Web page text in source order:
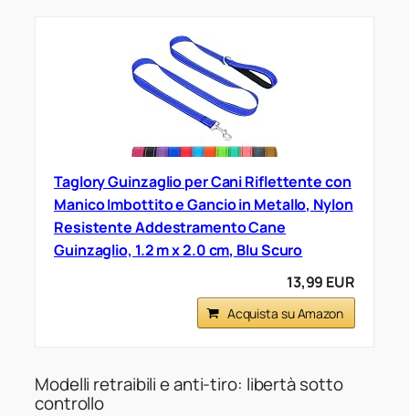
Taglory Guinzaglio per Cani Riflettente con
Manico Imbottito e Gancio in Metallo, Nylon
Resistente Addestramento Cane
Guinzaglio, 1.2 m x 2.0 cm, Blu Scuro
13,99 EUR
Acquista su Amazon
Modelli retraibili e anti-tiro: libertà sotto
controllo